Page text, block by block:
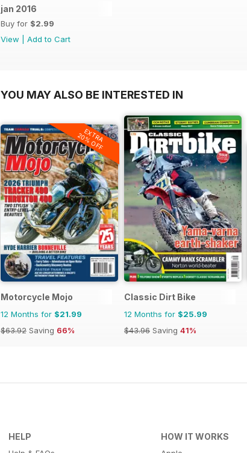
jan 2016
Buy for $2.99
View
Add to Cart
YOU MAY ALSO BE INTERESTED IN
EXTRA
20% OFF
Motorcycle Mojo
12 Months for $21.99
$63.92 Saving 66%
Classic Dirt Bike
12 Months for $25.99
$43.96 Saving 41%
HELP HOW IT WORKS